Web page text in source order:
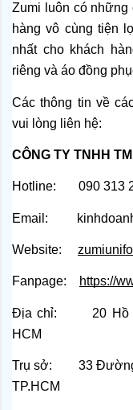
Zumi luôn có những
hàng vô cùng tiện
nhất cho khách
riêng và áo đồng
Các thông tin về
vui lòng liên hệ:
CÔNG TY TNHH
Hotline:       090
Email:
Website:
Fanpage: https://
Địa chỉ:       20 Hồ
HCM
Trụ sở:        33
TP.HCM